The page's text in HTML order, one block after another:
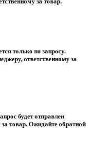
только по запросу.
ответственному за
будет отправлен
товар. Ожидайте обратной